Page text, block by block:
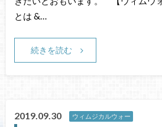
とは &…
続きを読む
2019.09.30 ウィムジカルウォー